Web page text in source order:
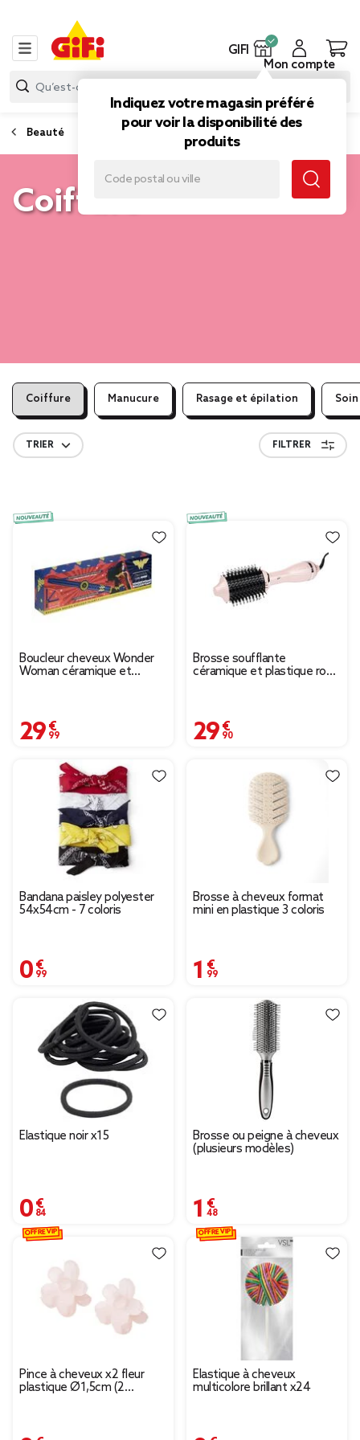
GIFI
Indiquez votre magasin préféré
pour voir la disponibilité des
produits
Mon compte
Beauté
Coiffure
Coiffure Manucure Rasage et épilation
TRIER FILTRER
Boucleur cheveux Wonder
Woman céramique et
29,99 €
Brosse soufflante
céramique et plastique rose
29,90 €
Bandana paisley polyester
54x54cm - 7 coloris
0,99 €
Brosse à cheveux format
mini en plastique 3 coloris
1,99 €
Élastique noir x15
0,84 €
Brosse ou peigne à cheveux
(plusieurs modèles)
1,48 €
Pince à cheveux x2 fleur
plastique Ø1,5cm (2
OFFRE VIP
Élastique à cheveux
multicolore brillant x24
OFFRE VIP